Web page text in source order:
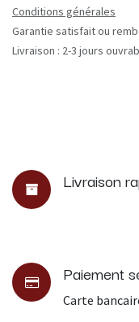
Conditions générales
Garantie satisfait ou
Livraison : 2-3 jours
Livraison
Paiement
Carte